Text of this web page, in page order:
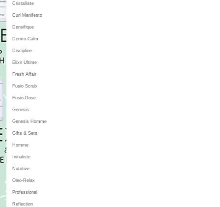
Cristalliste
Curl Manifesto
Densifique
Dermo-Calm
Discipline
Elixir Ultime
Fresh Affair
Fusio Scrub
Fusio-Dose
Genesis
Genesis Homme
Gifts & Sets
Homme
Initialiste
Nutritive
Oleo-Relax
Professional
Reflection